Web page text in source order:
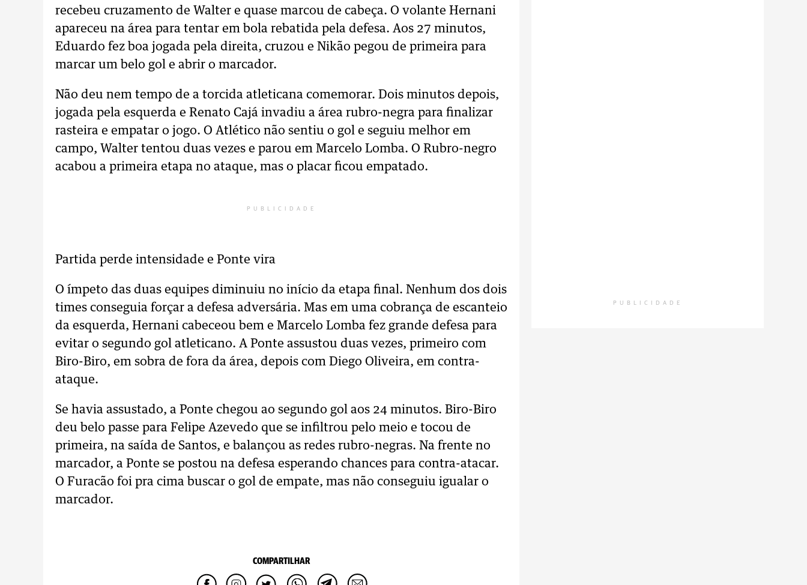
recebeu cruzamento de Walter e quase marcou de cabeça. O volante Hernani
apareceu na área para tentar em bola rebatida pela defesa. Aos 27 minutos,
Eduardo fez boa jogada pela direita, cruzou e Nikão pegou de primeira para
marcar um belo gol e abrir o marcador.
Não deu nem tempo de a torcida atleticana comemorar. Dois minutos depois,
jogada pela esquerda e Renato Cajá invadiu a área rubro-negra para finalizar
rasteira e empatar o jogo. O Atlético não sentiu o gol e seguiu melhor em
campo, Walter tentou duas vezes e parou em Marcelo Lomba. O Rubro-negro
acabou a primeira etapa no ataque, mas o placar ficou empatado.
PUBLICIDADE
Partida perde intensidade e Ponte vira
O ímpeto das duas equipes diminuiu no início da etapa final. Nenhum dos dois
times conseguia forçar a defesa adversária. Mas em uma cobrança de escanteio
da esquerda, Hernani cabeceou bem e Marcelo Lomba fez grande defesa para
evitar o segundo gol atleticano. A Ponte assustou duas vezes, primeiro com
Biro-Biro, em sobra de fora da área, depois com Diego Oliveira, em contra-
ataque.
Se havia assustado, a Ponte chegou ao segundo gol aos 24 minutos. Biro-Biro
deu belo passe para Felipe Azevedo que se infiltrou pelo meio e tocou de
primeira, na saída de Santos, e balançou as redes rubro-negras. Na frente no
marcador, a Ponte se postou na defesa esperando chances para contra-atacar.
O Furacão foi pra cima buscar o gol de empate, mas não conseguiu igualar o
marcador.
COMPARTILHAR
PUBLICIDADE